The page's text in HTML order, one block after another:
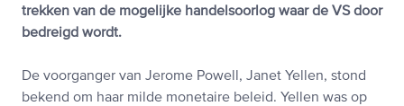
trekken van de mogelijke handelsoorlog waar de VS door
bedreigd wordt.
De voorganger van Jerome Powell, Janet Yellen, stond
bekend om haar milde monetaire beleid. Yellen was op